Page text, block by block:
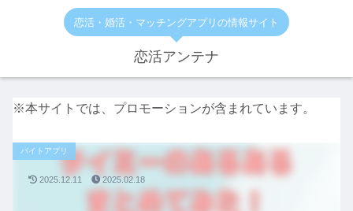
恋活・婚活・マッチングアプリの情報サイト
恋活アンテナ
※本サイトでは、プロモーションが含まれています。
バイトアプリ
2025.12.11 2025.02.18